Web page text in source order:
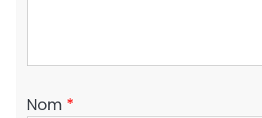
Nom *